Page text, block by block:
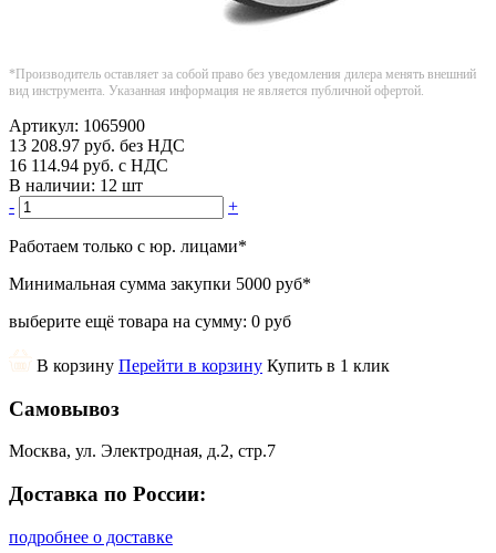
*Производитель оставляет за собой право без уведомления дилера менять внешний
вид инструмента. Указанная информация не является публичной офертой.
Артикул: 1065900
13 208.97 руб. без НДС
16 114.94 руб. с НДС
В наличии: 12 шт
-
+
Работаем только с юр. лицами*
Минимальная сумма закупки 5000 руб*
выберите ещё товара на сумму: 0 руб
В корзину Перейти в корзину Купить в 1 клик
Самовывоз
Москва, ул. Электродная, д.2, стр.7
Доставка по России:
подробнее о доставке